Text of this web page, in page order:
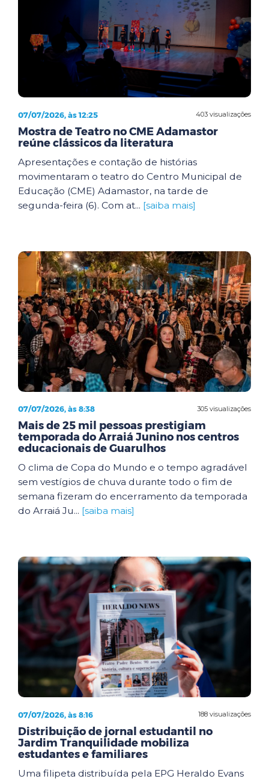
403 visualizações
07/07/2026, às 12:25
Mostra de Teatro no CME Adamastor
reúne clássicos da literatura
Apresentações e contação de histórias
movimentaram o teatro do Centro Municipal de
Educação (CME) Adamastor, na tarde de
segunda-feira (6). Com at... [saiba mais]
305 visualizações
07/07/2026, às 8:38
Mais de 25 mil pessoas prestigiam
temporada do Arraiá Junino nos centros
educacionais de Guarulhos
O clima de Copa do Mundo e o tempo agradável
sem vestígios de chuva durante todo o fim de
semana fizeram do encerramento da temporada
do Arraiá Ju... [saiba mais]
188 visualizações
07/07/2026, às 8:16
Distribuição de jornal estudantil no
Jardim Tranquilidade mobiliza
estudantes e familiares
Uma filipeta distribuída pela EPG Heraldo Evans